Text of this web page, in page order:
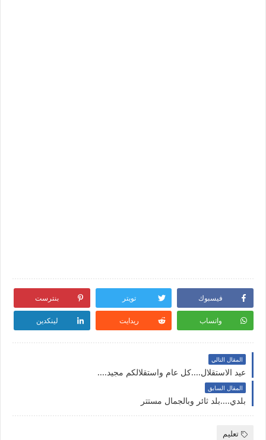
فيسبوك تويتر بنترست
واتساب ريدايت لينكدين
المقال التالي
عيد الاستقلال....كل عام واستقلالكم مجيد....
المقال السابق
بلدي....بلد ثائر وبالجمال مستتر
تعليم